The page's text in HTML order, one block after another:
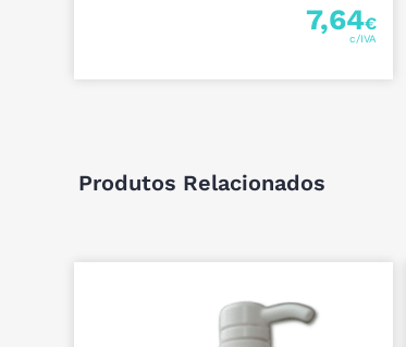
7,64€
Produtos Relacionados